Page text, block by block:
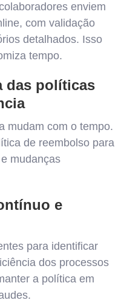
enviem
com validação
detalhados. Isso
tempo.
das políticas
mudam com o tempo.
de reembolso para
mudanças
e
para identificar
dos processos
a política em